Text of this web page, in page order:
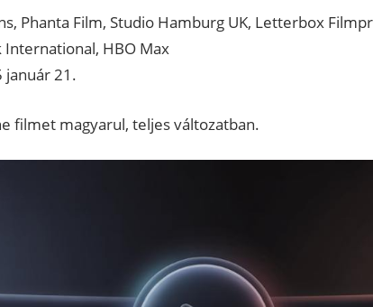
Phanta Film, Studio Hamburg UK, Letterbox
HBO Max
január 21.
filmet magyarul, teljes változatban.